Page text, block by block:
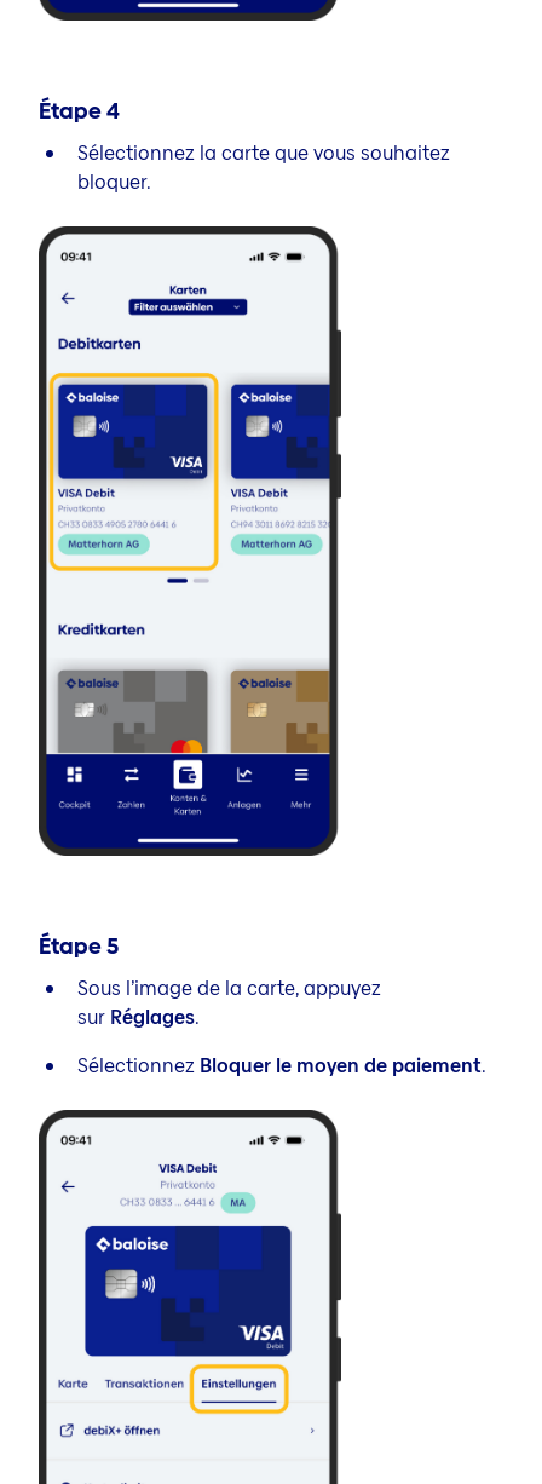
Étape4
Sélectionnez la carte que vous souhaitez
bloquer.
Étape5
Sous l’image de la carte, appuyez
sur Réglages.
Sélectionnez Bloquer le moyen de paiement.